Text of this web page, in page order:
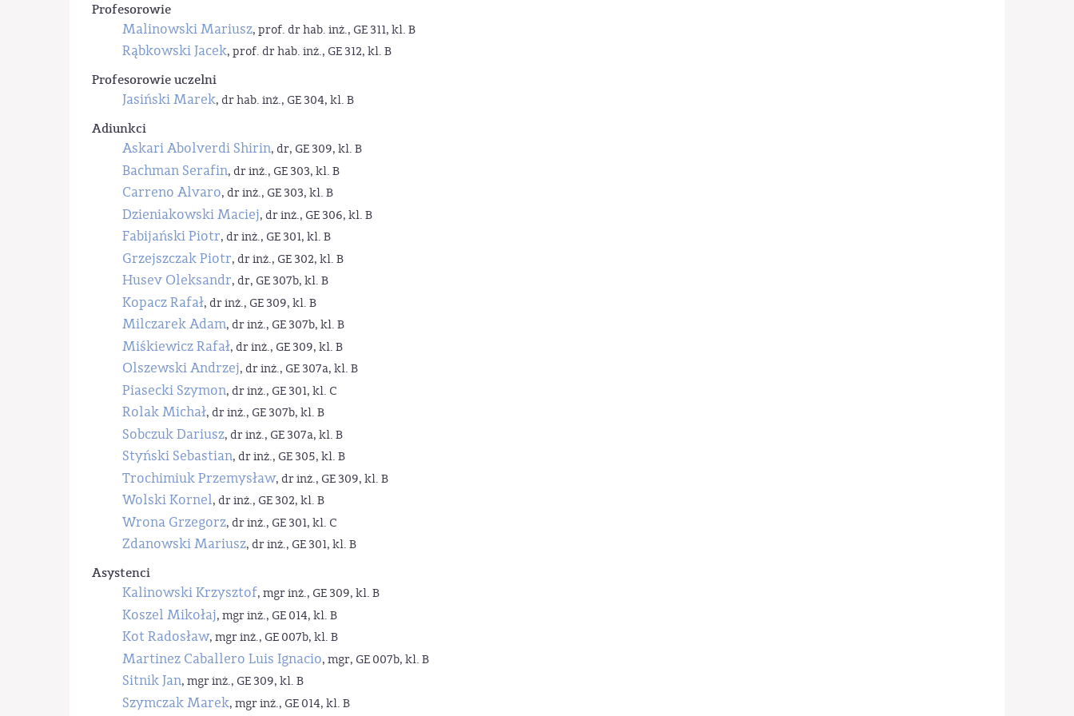
Profesorowie
Malinowski Mariusz, prof. dr hab. inż., GE 311, kl. B
Rąbkowski Jacek, prof. dr hab. inż., GE 312, kl. B
Profesorowie uczelni
Jasiński Marek, dr hab. inż., GE 304, kl. B
Adiunkci
Askari Abolverdi Shirin, dr, GE 309, kl. B
Bachman Serafin, dr inż., GE 303, kl. B
Carreno Alvaro, dr inż., GE 303, kl. B
Dzieniakowski Maciej, dr inż., GE 306, kl. B
Fabijański Piotr, dr inż., GE 301, kl. B
Grzejszczak Piotr, dr inż., GE 302, kl. B
Husev Oleksandr, dr, GE 307b, kl. B
Kopacz Rafał, dr inż., GE 309, kl. B
Milczarek Adam, dr inż., GE 307b, kl. B
Miśkiewicz Rafał, dr inż., GE 309, kl. B
Olszewski Andrzej, dr inż., GE 307a, kl. B
Piasecki Szymon, dr inż., GE 301, kl. C
Rolak Michał, dr inż., GE 307b, kl. B
Sobczuk Dariusz, dr inż., GE 307a, kl. B
Styński Sebastian, dr inż., GE 305, kl. B
Trochimiuk Przemysław, dr inż., GE 309, kl. B
Wolski Kornel, dr inż., GE 302, kl. B
Wrona Grzegorz, dr inż., GE 301, kl. C
Zdanowski Mariusz, dr inż., GE 301, kl. B
Asystenci
Kalinowski Krzysztof, mgr inż., GE 309, kl. B
Koszel Mikołaj, mgr inż., GE 014, kl. B
Kot Radosław, mgr inż., GE 007b, kl. B
Martinez Caballero Luis Ignacio, mgr, GE 007b, kl. B
Sitnik Jan, mgr inż., GE 309, kl. B
Szymczak Marek, mgr inż., GE 014, kl. B